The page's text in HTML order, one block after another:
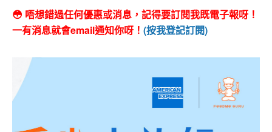
😳 唔想錯過任何優惠或消息，記得要訂閱我既電子報呀！
一有消息就會email通知你呀！ (按我登記訂閱)